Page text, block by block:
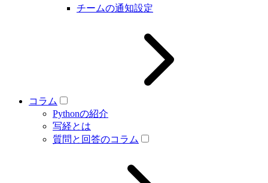
チームの通知設定
コラム
Pythonの紹介
写経とは
質問と回答のコラム